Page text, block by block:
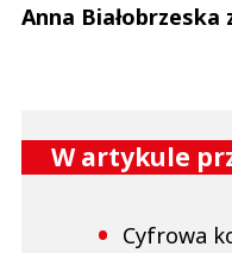
Anna Białobrzeska
W artykule
Cyfrowa